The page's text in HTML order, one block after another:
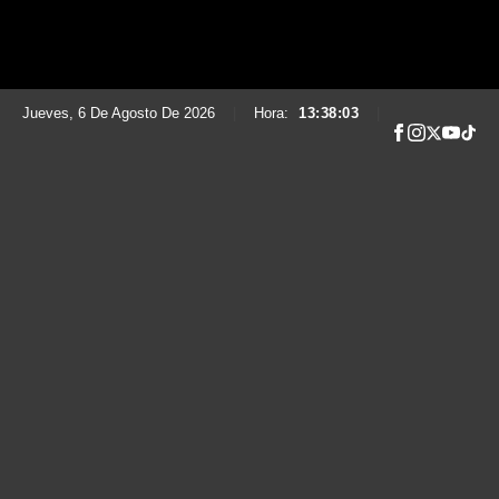
Jueves, 6 De Agosto De 2026 Hora: 13:38:04